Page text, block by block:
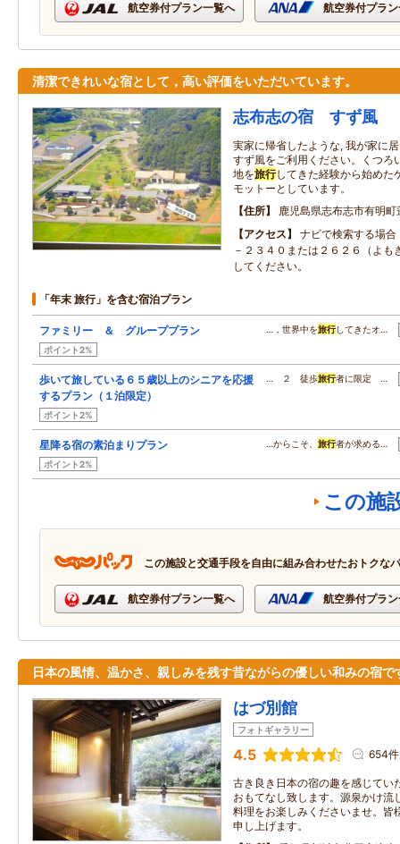
航空券付プラン一覧へ 航空券付プラ
清潔できれいな宿として，高い評価をいただいています。
志布志の宿 すず風
実家に帰省したような, 我が家に
すず風をご利用ください。くつろ
地を旅行してきた経験から始めた
モットーとしています。
住所
鹿児島県志布志市有明
アクセス
ナビで検索する場
－２３４０または２６２６（よも
してください。
「年末 旅行」を含む宿泊プラン
ファミリー ＆ グループプラン
ポイント2%
…，世界中を旅行してきたオ…
歩いて旅している６５歳以上のシニアを応援
するプラン（１泊限定）
ポイント2%
… ２ 徒歩旅行者に限定 …
星降る宿の素泊まりプラン
ポイント2%
…からこそ、 旅行者が求める…
この施
この施設と交通手段を自由に組み合わせたおトクな
航空券付プラン一覧へ 航空券付プラ
日本の風情、温かさ、親しみを残す昔ながらの優しい和みの宿で
はづ別館
フォトギャラリー
4.5 654件
古き良き日本の宿の趣を感じてい
おもてなし致します。源泉かけ流
料理をお楽しみくださいませ。皆
申し上げます。